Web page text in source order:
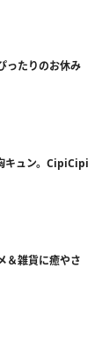
ったりのお休み
キュン。CipiCipi
＆雑貨に癒やさ